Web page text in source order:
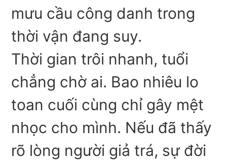
mưu cầu công danh trong
thời vận đang suy.
Thời gian trôi nhanh, tuổi
chẳng chờ ai. Bao nhiêu lo
toan cuối cùng chỉ gây mệt
nhọc cho mình. Nếu đã thấy
rõ lòng người giả trá, sự đời